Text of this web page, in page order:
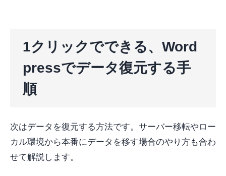
1クリックでできる、Word
pressでデータ復元する手
順
次はデータを復元する方法です。サーバー移転やロー
カル環境から本番にデータを移す場合のやり方も合わ
せて解説します。